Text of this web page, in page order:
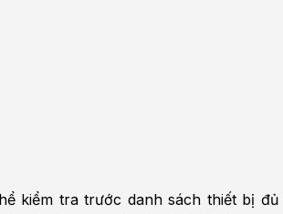
kiểm tra trước danh sách thiết bị đủ